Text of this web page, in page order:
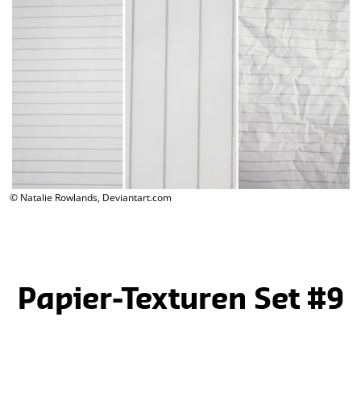
© Natalie Rowlands, Deviantart.com
Papier-Texturen Set #9